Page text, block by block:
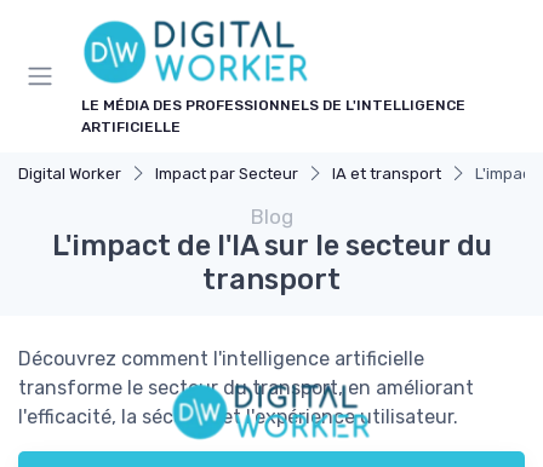
LE MÉDIA DES PROFESSIONNELS DE L'INTELLIGENCE
ARTIFICIELLE
Digital Worker Impact par Secteur IA et transport L'impact
Blog
L'impact de l'IA sur le secteur du
transport
Découvrez comment l'intelligence artificielle
transforme le secteur du transport, en améliorant
l'efficacité, la sécurité et l'expérience utilisateur.